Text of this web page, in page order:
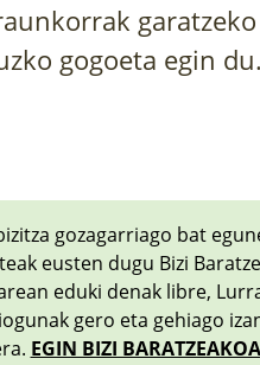
gogoeta egin du.
gozagarriago bat
eusten dugu Bizi
eduki denak libre,
gero eta gehiago
EGIN BIZI BARATZEAKOA